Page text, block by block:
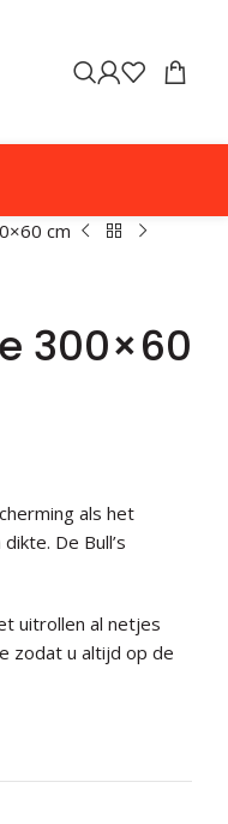
cm
300×60
als het
De Bull’s
uitrollen al netjes
zodat u altijd op de